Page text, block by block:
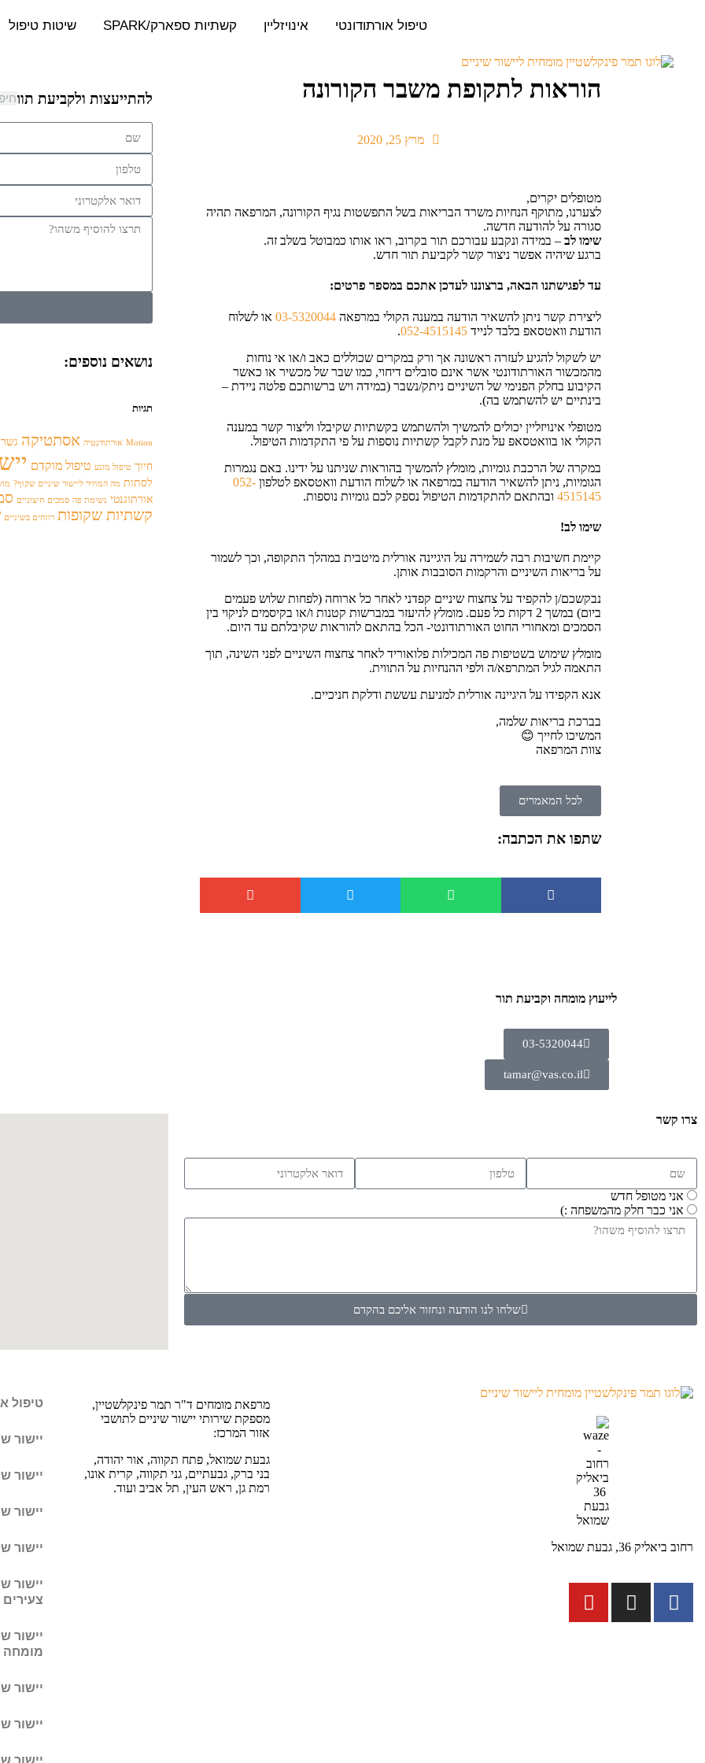
טיפול אורתודונטי אינויזליין קשתיות ספארק/SPARK שיטות טיפול
הוראות לתקופת משבר הקורונה
מרץ 25, 2020
מטופלים יקרים,
לצערנו, מתוקף הנחיות משרד הבריאות בשל התפשטות נגיף הקורונה, המרפאה תהיה
סגורה על להודעה חדשה.
שימו לב – במידה ונקבע עבורכם תור בקרוב, ראו אותו כמבוטל בשלב זה.
ברגע שיהיה אפשר ניצור קשר לקביעת תור חדש.
עד לפגישתנו הבאה, ברצוננו לעדכן אתכם במספר פרטים:
ליצירת קשר ניתן להשאיר הודעה במענה הקולי במרפאה 03-5320044 או לשלוח
הודעת וואטסאפ בלבד לנייד 052-4515145
.
יש לשקול להגיע לעזרה ראשונה אך ורק במקרים שכוללים כאב ו/או אי נוחות
מהמכשור האורתודונטי אשר אינם סובלים דיחוי, כמו שבר של מכשיר או כאשר
הקיבוע בחלק הפנימי של השיניים ניתק/נשבר (במידה ויש ברשותכם פלטה ניידת –
בינתיים יש להשתמש בה).
מטופלי אינויזליין יכולים להמשיך ולהשתמש בקשתיות שקיבלו וליצור קשר במענה
הקולי או בוואטסאפ על מנת לקבל קשתיות נוספות על פי התקדמות הטיפול.
במקרה של הרכבת גומיות, מומלץ להמשיך בהוראות שניתנו על ידינו. באם נגמרות
הגומיות, ניתן להשאיר הודעה במרפאה או לשלוח הודעת וואטסאפ לטלפון 052-
4515145 ובהתאם להתקדמות הטיפול נספק לכם גומיות נוספות.
שימו לב!
קיימת חשיבות רבה לשמירה על היגיינה אורלית מיטבית במהלך התקופה, וכך לשמור
על בריאות השיניים והרקמות הסובבות אותן.
נבקשכם/ן להקפיד על צחצוח שיניים קפדני לאחר כל ארוחה (לפחות שלוש פעמים
ביום) במשך 2 דקות כל פעם. מומלץ להיעזר במברשות קטנות ו/או בקיסמים לניקוי בין
הסמכים ומאחורי החוט האורתודונטי- הכל בהתאם להוראות שקיבלתם עד היום.
מומלץ שימוש בשטיפות פה המכילות פלואוריד לאחר צחצוח השיניים לפני השינה, תוך
התאמה לגיל המתרפא/ה ולפי ההנחיות על התווית.
אנא הקפידו על היגיינה אורלית למניעת עששת ודלקת חניכיים.
בברכת בריאות שלמה,
המשיכו לחייך 😊
צוות המרפאה
לכל המאמרים
שתפו את הכתבה:
להתייעצות ולקביעת תור​
נושאים נוספים:
תגיות
Motion אורתודנטיה אסתטיקה גשר
חיוך טיפול מונע טיפול מוקדם
לסתות מה המחיר ליישור שיניים שקוף?
אורתוגנטי נשימת פה סמכים חיצוניים
קשתיות שקופות רווחים בשיניים
לייעוץ מומחה וקביעת תור
03-5320044
tamar@vas.co.il
צרו קשר
אני מטופל חדש
אני כבר חלק מהמשפחה :)
שלחו לנו הודעה ונחזור אליכם בהקדם
רחוב ביאליק 36, גבעת שמואל
מרפאת מומחים ד"ר תמר פינקלשטיין,
מספקת שירותי יישור שיניים לתושבי
אזור המרכז:
גבעת שמואל, פתח תקווה, אור יהודה,
בני ברק, גבעתיים, גני תקווה, קרית אונו,
רמת גן, ראש העין, תל אביב ועוד.
טיפול
יישור
יישור
יישור
יישור
יישור
יישור
מומחה
יישור
יישור